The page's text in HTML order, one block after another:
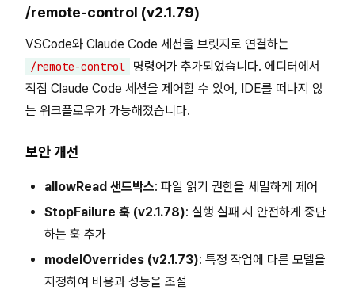
/remote-control (v2.1.79)
VSCode와 Claude Code 세션을 브릿지로 연결하는
/remote-control
명령어가 추가되었습니다. 에디터에서
직접 Claude Code 세션을 제어할 수 있어, IDE를 떠나지 않
는 워크플로우가 가능해졌습니다.
보안 개선
allowRead 샌드박스: 파일 읽기 권한을 세밀하게 제어
StopFailure 훅 (v2.1.78): 실행 실패 시 안전하게 중단
하는 훅 추가
modelOverrides (v2.1.73): 특정 작업에 다른 모델을
지정하여 비용과 성능을 조절